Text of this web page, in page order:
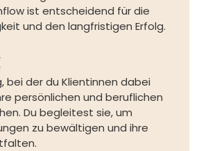
ist entscheidend für die
und den langfristigen Erfolg.
bei der du Klientinnen dabei
persönlichen und beruflichen
Du begleitest sie, um
zu bewältigen und ihre